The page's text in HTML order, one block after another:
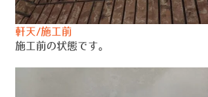
軒天/施工前
施工前の状態です。